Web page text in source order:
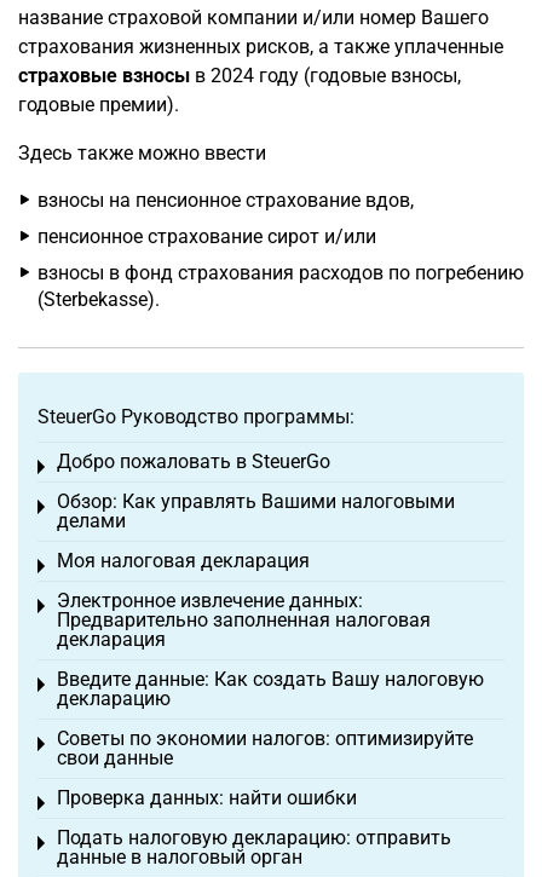
название страховой компании и/или номер Вашего
страхования жизненных рисков, а также уплаченные
страховые взносы в 2024 году (годовые взносы,
годовые премии).
Здесь также можно ввести
взносы на пенсионное страхование вдов,
пенсионное страхование сирот и/или
взносы в фонд страхования расходов по погребению
(Sterbekasse).
SteuerGo Руководство программы:
Добро пожаловать в SteuerGo
Toggle menu
Обзор: Как управлять Вашими налоговыми
делами
Toggle menu
Моя налоговая декларация
Toggle menu
Электронное извлечение данных:
Предварительно заполненная налоговая
декларация
Toggle menu
Введите данные: Как создать Вашу налоговую
декларацию
Toggle menu
Советы по экономии налогов: оптимизируйте
свои данные
Toggle menu
Проверка данных: найти ошибки
Toggle menu
Подать налоговую декларацию: отправить
данные в налоговый орган
Toggle menu